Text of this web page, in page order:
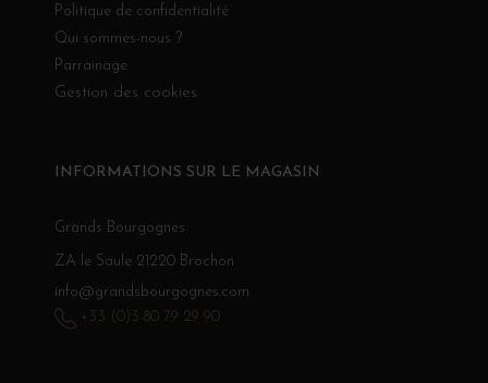
Politique de confidentialité
Qui sommes-nous ?
Parrainage
Gestion des cookies
INFORMATIONS SUR LE MAGASIN
Grands Bourgognes
ZA le Saule 21220 Brochon
info@grandsbourgognes.com
+33 (0)3 80 79 29 90